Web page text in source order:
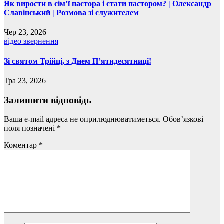
Як вирости в сім’ї пастора і стати пастором? | Олександр
Славінський | Розмова зі служителем
Чер 23, 2026
відео звернення
Зі святом Трійці, з Днем П’ятидесятниці!
Тра 23, 2026
Залишити відповідь
Ваша e-mail адреса не оприлюднюватиметься. Обов’язкові
поля позначені *
Коментар *